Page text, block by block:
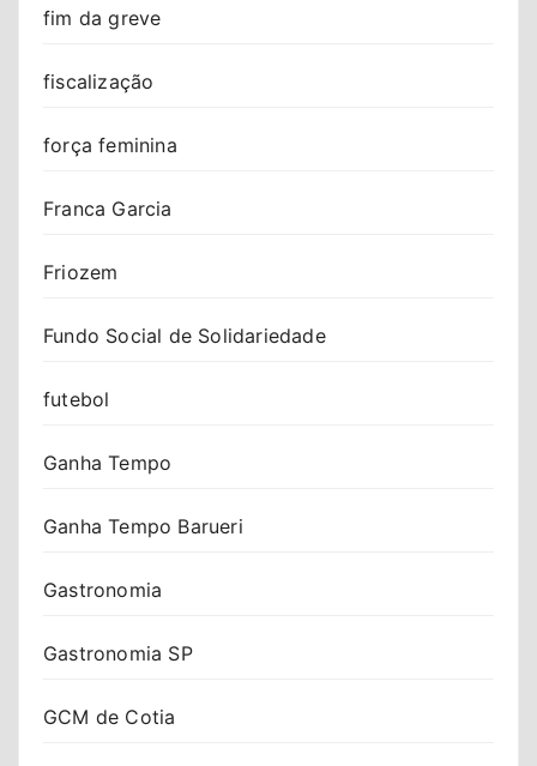
fim da greve
fiscalização
força feminina
Franca Garcia
Friozem
Fundo Social de Solidariedade
futebol
Ganha Tempo
Ganha Tempo Barueri
Gastronomia
Gastronomia SP
GCM de Cotia